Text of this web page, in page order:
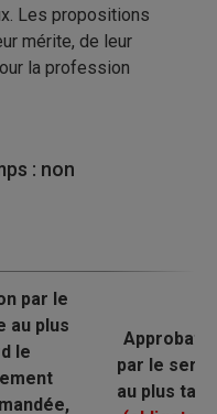
Les propositions
mérite, de leur
la profession
: non